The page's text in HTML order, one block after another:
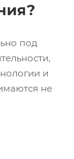
под
и
не